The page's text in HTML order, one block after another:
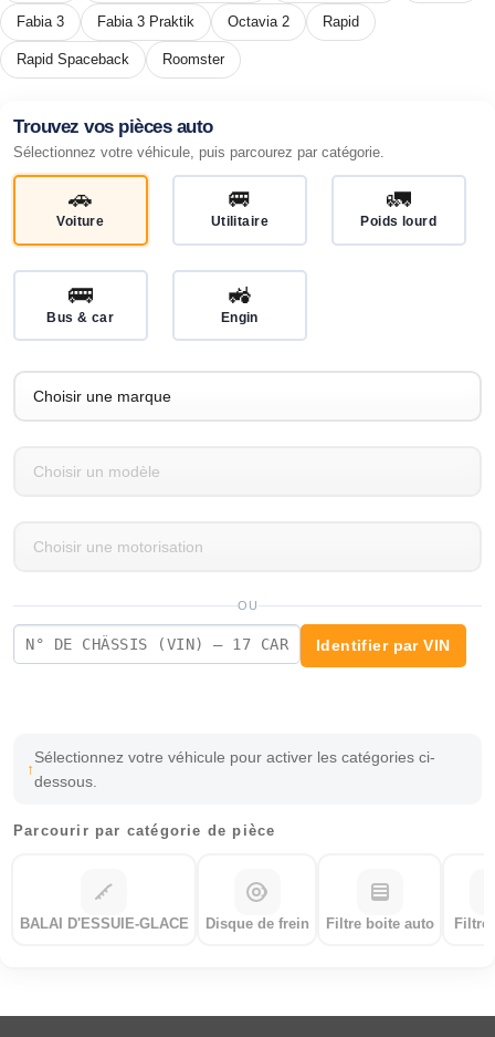
Fabia 3 Fabia 3 Praktik Octavia 2 Rapid
Rapid Spaceback Roomster
Trouvez vos pièces auto
Sélectionnez votre véhicule, puis parcourez par catégorie.
🚗
Voiture
🚐
Utilitaire
🚛
Poids lourd
🚌
Bus & car
🚜
Engin
OU
Identifier par VIN
Sélectionnez votre véhicule pour activer les catégories ci-
dessous.
Parcourir par catégorie de pièce
BALAI D'ESSUIE-GLACE Disque de frein Filtre boite auto